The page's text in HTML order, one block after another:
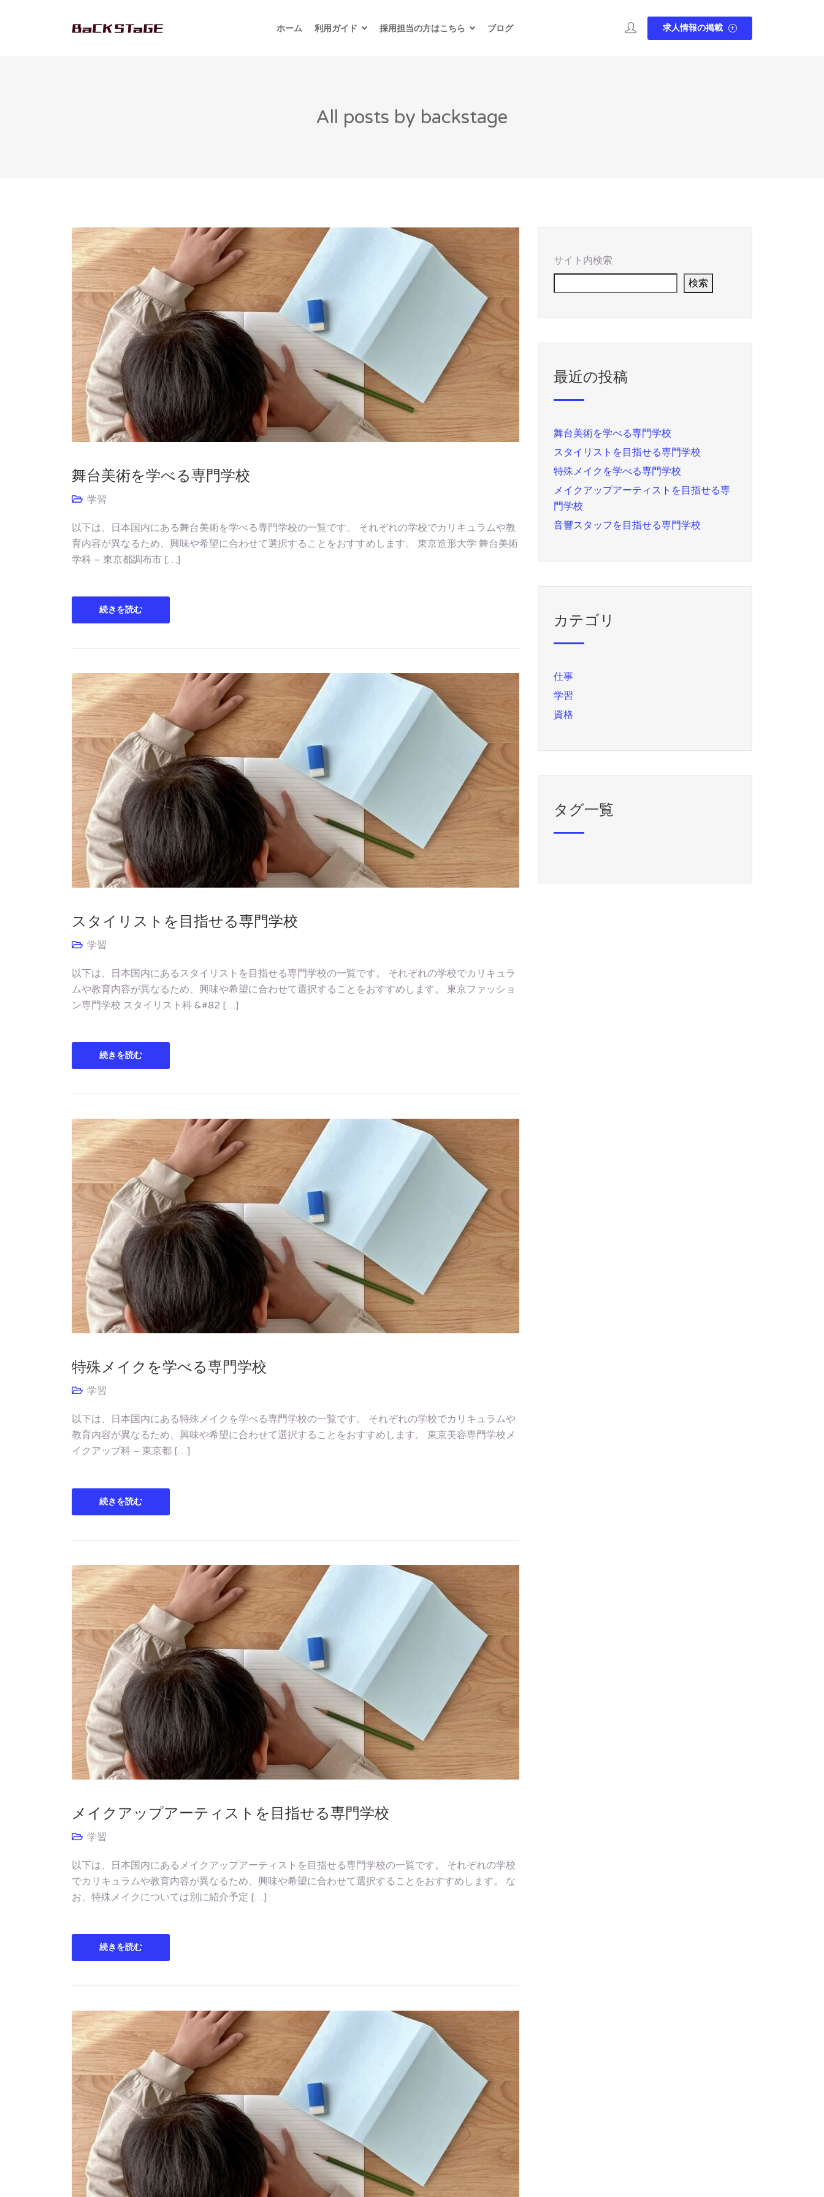
ホーム 利用ガイド 採用担当の方はこちら ブログ 求人情報の掲載
All posts by backstage
舞台美術を学べる専門学校
学習
以下は、日本国内にある舞台美術を学べる専門学校の一覧です。 それぞれの学校でカリキュラムや教
育内容が異なるため、興味や希望に合わせて選択することをおすすめします。 東京造形大学 舞台美術
学科 – 東京都調布市 […]
続きを読む
スタイリストを目指せる専門学校
学習
以下は、日本国内にあるスタイリストを目指せる専門学校の一覧です。 それぞれの学校でカリキュラ
ムや教育内容が異なるため、興味や希望に合わせて選択することをおすすめします。 東京ファッショ
ン専門学校 スタイリスト科 &#82 […]
続きを読む
特殊メイクを学べる専門学校
学習
以下は、日本国内にある特殊メイクを学べる専門学校の一覧です。 それぞれの学校でカリキュラムや
教育内容が異なるため、興味や希望に合わせて選択することをおすすめします。 東京美容専門学校メ
イクアップ科 – 東京都 […]
続きを読む
メイクアップアーティストを目指せる専門学校
学習
以下は、日本国内にあるメイクアップアーティストを目指せる専門学校の一覧です。 それぞれの学校
でカリキュラムや教育内容が異なるため、興味や希望に合わせて選択することをおすすめします。 な
お、特殊メイクについては別に紹介予定 […]
続きを読む
サイト内検索
検索
最近の投稿
舞台美術を学べる専門学校
スタイリストを目指せる専門学校
特殊メイクを学べる専門学校
メイクアップアーティストを目指せる専
門学校
音響スタッフを目指せる専門学校
カテゴリ
仕事
学習
資格
タグ一覧